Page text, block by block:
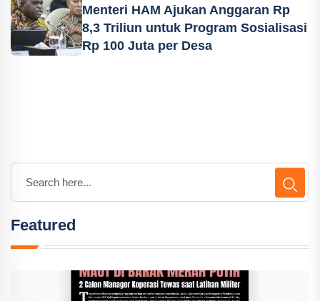
Menteri HAM Ajukan Anggaran Rp
8,3 Triliun untuk Program Sosialisasi
Rp 100 Juta per Desa
Featured